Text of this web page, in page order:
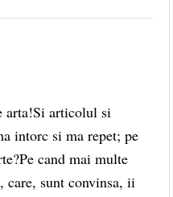
arta!Si articolul si
intorc si ma repet; pe
cand mai multe
care, sunt convinsa, ii